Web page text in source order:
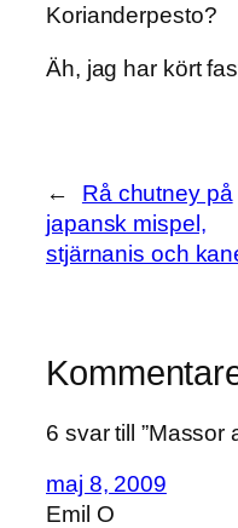
Korianderpesto?
Äh, jag har kört
←
Rå chutney på
japansk mispel,
stjärnanis och
6 svar till ”Massor
maj 8, 2009
Emil O